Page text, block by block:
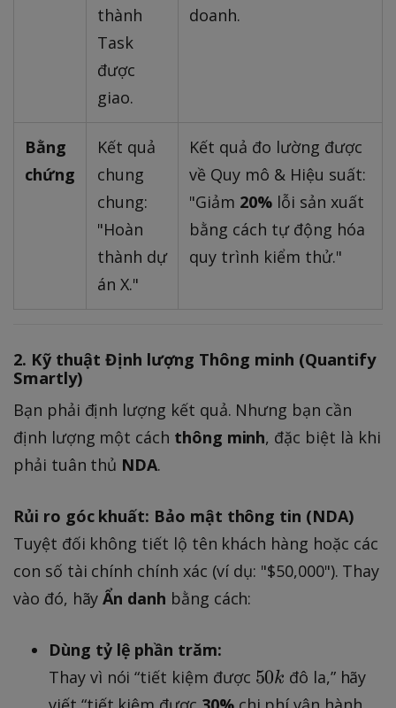
thành
Task
được
giao.
doanh.
Bằng
chứng
Kết quả
chung
chung:
"Hoàn
thành dự
án X."
Kết quả đo lường được
về Quy mô & Hiệu suất:
"Giảm 20% lỗi sản xuất
bằng cách tự động hóa
quy trình kiểm thử."
2. Kỹ thuật Định lượng Thông minh (Quantify
Smartly)
Bạn phải định lượng kết quả. Nhưng bạn cần
định lượng một cách thông minh, đặc biệt là khi
phải tuân thủ NDA.
Rủi ro góc khuất: Bảo mật thông tin (NDA)
Tuyệt đối không tiết lộ tên khách hàng hoặc các
con số tài chính chính xác (ví dụ: "$50,000"). Thay
vào đó, hãyẨn danh bằng cách:
Dùng tỷ lệ phần trăm:
Thay vì nói “tiết kiệm được 5
0
50k đô la,” hãy